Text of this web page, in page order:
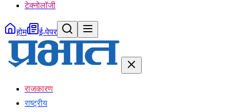
टेक्नोलॉजी
होम ई-पेपर
राजकारण
राष्ट्रीय